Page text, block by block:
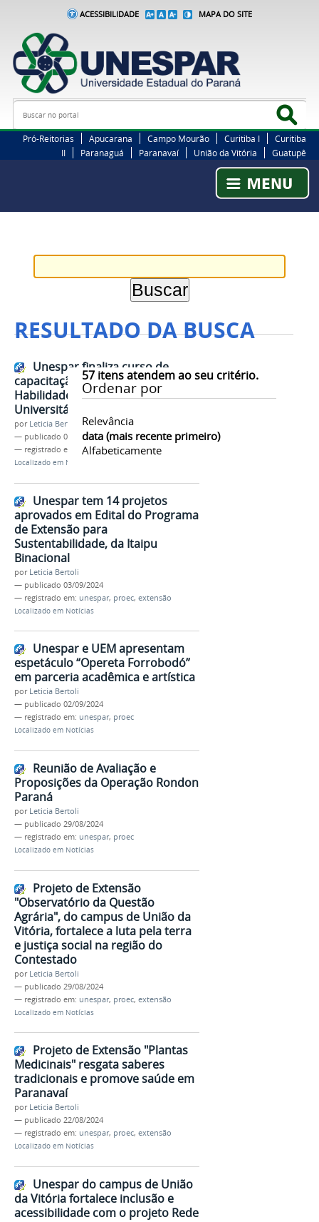
ACESSIBILIDADE MAPA DO SITE
Busca
Pró-Reitorias Apucarana Campo Mourão Curitiba I
Curitiba
II
Paranaguá Paranavaí União da Vitória Guatupê
RESULTADO DA BUSCA
57itens atendem ao seu critério.
Ordenar por
Relevância
data (mais recente primeiro)
Alfabeticamente
Unespar finaliza curso de
capacitação "Autoconhecimento e
Habilidades Sociais" para Agentes
Universitários
por Leticia Bertoli
— publicado 05/09/2024
— registrado em:
unespar,proec,progesp
Localizado em Notícias
Unespar tem 14 projetos
aprovados em Edital do Programa
de Extensão para
Sustentabilidade, da Itaipu
Binacional
por Leticia Bertoli
— publicado 03/09/2024
— registrado em: unespar, proec, extensão
Localizado em Notícias
Unespar e UEM apresentam
espetáculo “Opereta Forrobodó”
em parceria acadêmica e artística
por Leticia Bertoli
— publicado 02/09/2024
— registrado em: unespar, proec
Localizado em Notícias
Reunião de Avaliação e
Proposições da Operação Rondon
Paraná
por Leticia Bertoli
— publicado 29/08/2024
— registrado em: unespar, proec
Localizado em Notícias
Projeto de Extensão
"Observatório da Questão
Agrária", do campus de União da
Vitória, fortalece a luta pela terra
e justiça social na região do
Contestado
por Leticia Bertoli
— publicado 29/08/2024
— registrado em: unespar, proec, extensão
Localizado em Notícias
Projeto de Extensão "Plantas
Medicinais" resgata saberes
tradicionais e promove saúde em
Paranavaí
por Leticia Bertoli
— publicado 22/08/2024
— registrado em: unespar, proec, extensão
Localizado em Notícias
Unespar do campus de União
da Vitória fortalece inclusão e
acessibilidade com o projeto Rede